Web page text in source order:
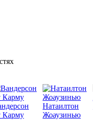
Карму
Натаилтон
Жоаузинью